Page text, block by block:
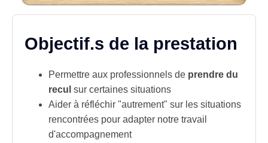
Objectif.s de la prestation
Permettre aux professionnels de prendre du
recul sur certaines situations
Aider à réfléchir "autrement" sur les situations
rencontrées pour adapter notre travail
d'accompagnement